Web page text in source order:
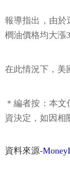
報導指出，由於
櫚油價格均大漲
在此情況下，美
＊編者按：本
資決定，如因相
資料來源-